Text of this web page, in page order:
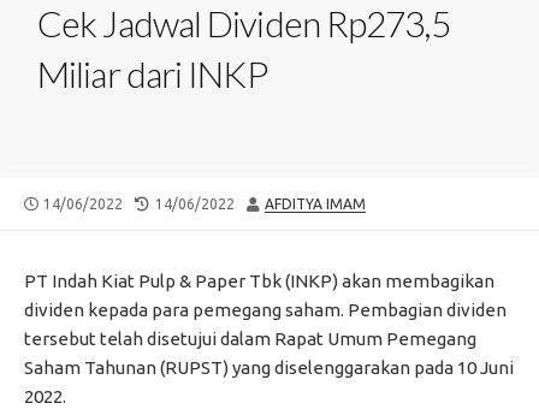
Cek Jadwal Dividen Rp273,5
Miliar dari INKP
PUBLISHED
14/06/2022
LAST
14/06/2022 AUTHOR
AFDITYA IMAM
PT Indah Kiat Pulp & Paper Tbk (INKP) akan membagikan
dividen kepada para pemegang saham. Pembagian dividen
tersebut telah disetujui dalam Rapat Umum Pemegang
Saham Tahunan (RUPST) yang diselenggarakan pada 10 Juni
2022.